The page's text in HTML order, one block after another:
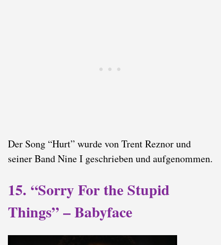
Der Song “Hurt” wurde von Trent Reznor und
seiner Band Nine I geschrieben und aufgenommen.
15. “Sorry For the Stupid
Things” – Babyface